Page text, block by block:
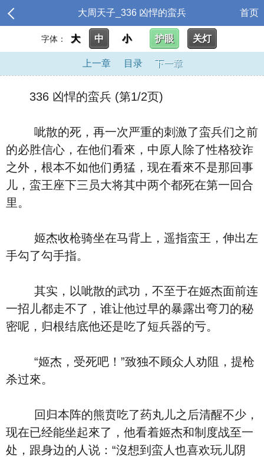
大周天子_336 凶悍的蛮兵 首页
字体： 大 中 小 护眼 关灯
上一章 目录 下一章
336 凶悍的蛮兵 (第1/2页)
呲散的死，再一次严重的刺激了蛮兵们之前
的必胜信心，在他们看來，中原人除了性格狡诈
之外，根本不如他们勇猛，现在看來不是那回事
儿，蛮王座下三员大将其中两个都死在第一回合
里。
姬杰收枪骑坐在马背上，遥指蛮王，伸出左
手勾了勾手指。
其实，以呲散的武功，不至于在姬杰面前连
一招儿都走不了，谁让他过早的暴露出弯刀的秘
密呢，归根结底他还是吃了短兵器的亏。
“姬杰，受死吧！”致独不顾众人劝阻，提枪
杀过來。
回归本阵的熊贲吃了药丸儿之后清醒不少，
现在已经能坐起來了，他看着姬杰和制度战至一
处，跟身边的人说：“沒想到蛮人也喜欢玩儿阴